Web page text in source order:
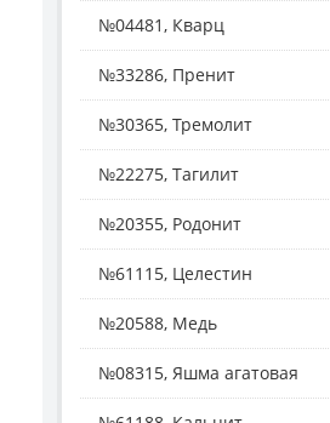
№04481, Кварц
№33286, Пренит
№30365, Тремолит
№22275, Тагилит
№20355, Родонит
№61115, Целестин
№20588, Медь
№08315, Яшма агатовая